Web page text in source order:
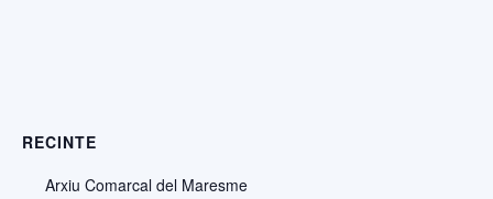
RECINTE
Arxiu Comarcal del Maresme